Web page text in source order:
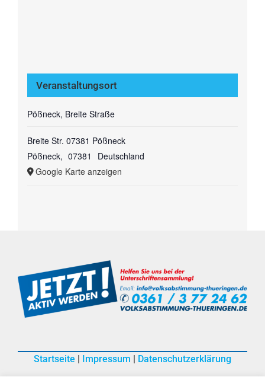
Veranstaltungsort
Pößneck, Breite Straße
Breite Str. 07381 Pößneck
Pößneck, 07381
Deutschland
Google Karte anzeigen
Startseite | Impressum | Datenschutzerklärung